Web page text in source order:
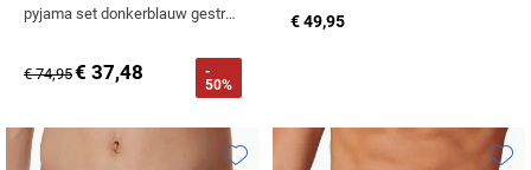
pyjama set donkerblauw gestreept katoen
€ 74,95€ 37,48
-
50%
€ 49,95